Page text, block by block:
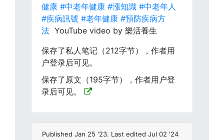
健康 #中老年健康 #漲知識 #中老年人
#疾病訊號 #老年健康 #預防疾病方
法 YouTube video by 樂活養生
保存了私人笔记（212字节），作者用
户登录后可见。
保存了原文（195字节），作者用户登
录后可见。
Published Jan 25 '23. Last edited Jul 02 '24